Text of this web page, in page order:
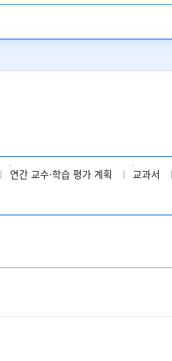
연간 교수·학습 평가 계획 교과서